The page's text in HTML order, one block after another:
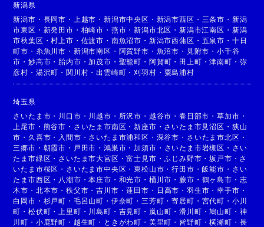
新潟県
新潟市 ・ 長岡市 ・ 上越市 ・新潟市中央区 ・ 新潟市西区 ・ 三条市 ・ 新潟
市東区 ・ 新発田市 ・ 柏崎市 ・ 燕市 ・新潟市北区 ・新潟市江南区 ・ 新潟
市秋葉区 ・村上市 ・ 佐渡市 ・ 南魚沼市 ・ 新潟市西蒲区 ・ 五泉市 ・ 十日
町市 ・ 糸魚川市 ・ 新潟市南区 ・ 阿賀野市 ・ 魚沼市 ・ 見附市 ・小千谷
市 ・妙高市 ・ 胎内市 ・加茂市 ・ 聖籠町 ・ 阿賀町 ・ 田上町 ・津南町 ・ 弥
彦村 ・ 湯沢町 ・関川村 ・出雲崎町 ・刈羽村 ・ 粟島浦村
埼玉県
さいたま市 ・ 川口市 ・ 川越市 ・ 所沢市 ・ 越谷市 ・春日部市 ・草加市 ・
上尾市 ・ 熊谷市 ・ さいたま市南区 ・新座市 ・ さいたま市見沼区 ・ 狭山
市 ・ 久喜市 ・ 入間市 ・ さいたま市浦和区 ・ 深谷市 ・ さいたま市北区 ・
三郷市 ・ 朝霞市 ・ 戸田市 ・鴻巣市 ・加須市 ・ さいたま市岩槻区 ・ さい
たま市緑区 ・ さいたま市大宮区 ・富士見市 ・ふじみ野市 ・坂戸市 ・ さ
いたま市桜区 ・ さいたま市中央区 ・東松山市 ・行田市 ・飯能市 ・ さい
たま市西区 ・ 八潮市 ・本庄市 ・ 和光市 ・ 桶川市 ・蕨市 ・ 鶴ヶ島市 ・ 志
木市 ・ 北本市 ・秩父市 ・吉川市 ・蓮田市 ・ 日高市 ・ 羽生市 ・幸手市 ・
白岡市 ・ 杉戸町 ・ 毛呂山町 ・ 伊奈町 ・ 三芳町 ・寄居町 ・ 宮代町 ・ 小川
町 ・松伏町 ・ 上里町 ・ 川島町 ・ 吉見町 ・ 嵐山町 ・滑川町 ・鳩山町 ・ 神
川町 ・ 小鹿野町 ・ 越生町 ・ ときがわ町 ・ 美里町 ・ 皆野町 ・横瀬町 ・ 長